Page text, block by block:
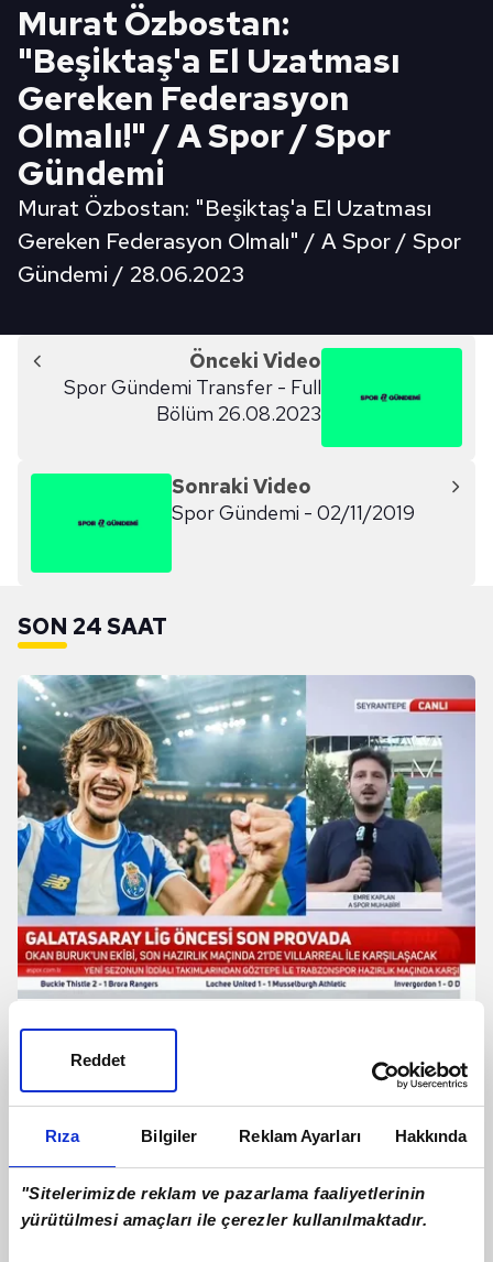
Rıza Bilgiler Reklam Ayarları Hakkında
"Sitelerimizde reklam ve pazarlama faaliyetlerinin
yürütülmesi amaçları ile çerezler kullanılmaktadır.
Reddet
Murat Özbostan:
"Beşiktaş'a El Uzatması
Gereken Federasyon
Olmalı!" / A Spor / Spor
Gündemi
Murat Özbostan: "Beşiktaş'a El Uzatması
Gereken Federasyon Olmalı" / A Spor / Spor
Gündemi / 28.06.2023
Önceki Video
Spor Gündemi Transfer - Full
Bölüm 26.08.2023
Sonraki Video
Spor Gündemi - 02/11/2019
SON 24 SAAT
gelişmesi! Canlı yayında açıkladı